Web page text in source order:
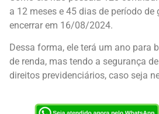
a 12 meses e 45 dias de período de
encerrar em 16/08/2024.
Dessa forma, ele terá um ano para
de renda, mas tendo a segurança
direitos previdenciários, caso seja